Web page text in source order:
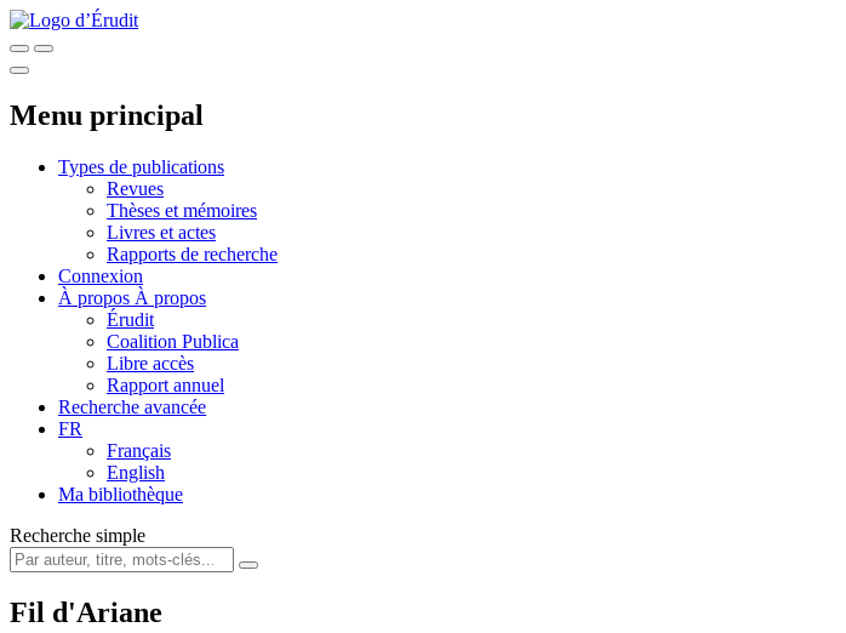
Menu principal
Types de publications
Revues
Thèses et mémoires
Livres et actes
Rapports de recherche
Connexion
À propos À propos
Érudit
Coalition Publica
Libre accès
Rapport annuel
Recherche avancée
FR
Français
English
Ma bibliothèque
Recherche simple
Fil d'Ariane